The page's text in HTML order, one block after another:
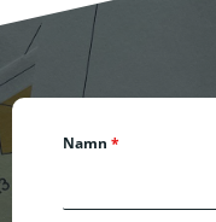
Namn *